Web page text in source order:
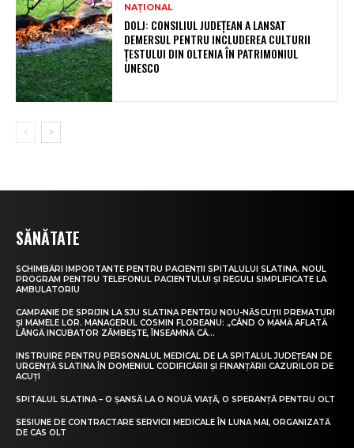
NAȚIONAL
DOLJ: CONSILIUL JUDEȚEAN A LANSAT
DEMERSUL PENTRU INCLUDEREA CULTURII
ȚESTULUI DIN OLTENIA ÎN PATRIMONIUL
UNESCO
SĂNĂTATE
SCHIMBĂRI IMPORTANTE PENTRU PACIENȚII SPITALULUI SLATINA. NOUL
PROGRAM PENTRU TELEFONUL PACIENTULUI ȘI REGULI SIMPLIFICATE LA
AMBULATORIU
CAMPANIE DE SPRIJIN LA SJU SLATINA PENTRU NOU-NĂSCUȚII PREMATURI
ȘI MAMELE LOR. MANAGERUL COSMIN FLOREANU: „CÂND O MAMĂ AFLATĂ
LÂNGĂ INCUBATOR ZÂMBEȘTE, ÎNSEAMNĂ CĂ...
INSTRUIRE PENTRU PERSONALUL MEDICAL DE LA SPITALUL JUDEȚEAN DE
URGENȚĂ SLATINA ÎN DOMENIUL CODIFICĂRII ȘI FINANȚĂRII CAZURILOR DE
ACUȚI
SPITALUL SLATINA – O ȘANSĂ LA O NOUĂ VIAȚĂ, O SPERANȚĂ PENTRU OLT
SESIUNE DE CONTRACTARE SERVICII MEDICALE ÎN LUNA MAI, ORGANIZATĂ
DE CAS OLT